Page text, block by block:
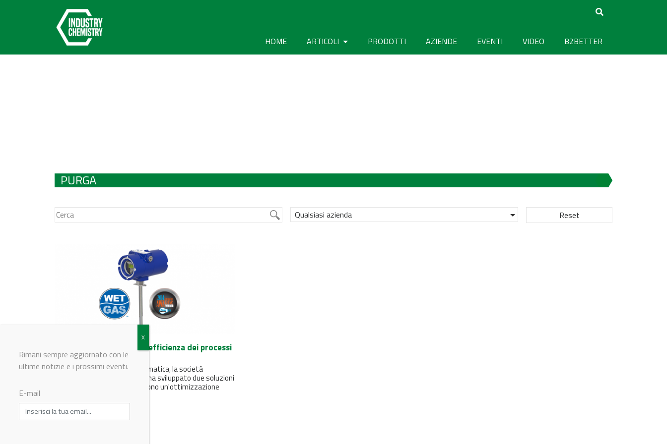
HOME ARTICOLI PRODOTTI AZIENDE EVENTI VIDEO B2BETTER
PURGA
Qualsiasi azienda Reset
Come Kurz salvaguarda l’efficienza dei processi
di ossidazione
Per affrontare questa problematica, la società
americana Kurz Instruments ha sviluppato due soluzioni
complementari che garantiscono un'ottimizzazione
Rimani sempre aggiornato con le
ultime notizie e i prossimi eventi.
E-mail